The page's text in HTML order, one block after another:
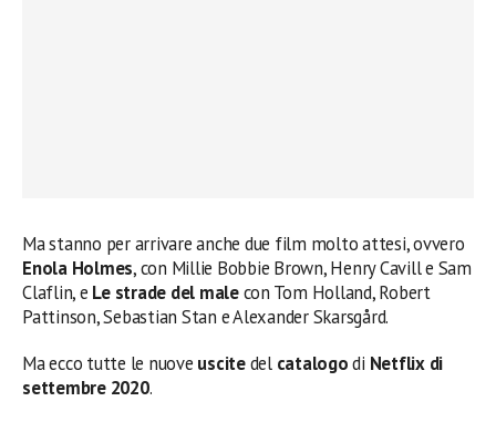
Ma stanno per arrivare anche due film molto attesi, ovvero
Enola Holmes, con Millie Bobbie Brown, Henry Cavill e Sam
Claflin, e Le strade del malecon Tom Holland, Robert
Pattinson, Sebastian Stan e Alexander Skarsgård.
Ma ecco tutte le nuove uscitedel catalogodi Netflix di
settembre 2020.